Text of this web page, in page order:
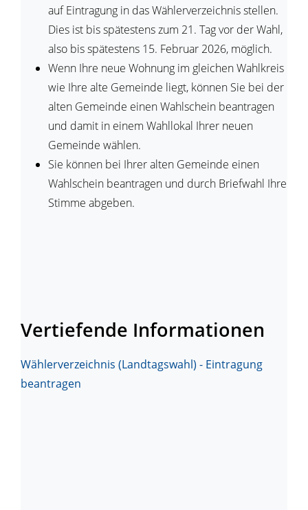
auf Eintragung in das Wählerverzeichnis stellen.
Dies ist bis spätestens zum 21. Tag vor der Wahl,
also bis spätestens 15. Februar 2026, möglich.
Wenn Ihre neue Wohnung im gleichen Wahlkreis
wie Ihre alte Gemeinde liegt, können Sie bei der
alten Gemeinde einen Wahlschein beantragen
und damit in einem Wahllokal Ihrer neuen
Gemeinde wählen.
Sie können bei Ihrer alten Gemeinde einen
Wahlschein beantragen und durch Briefwahl Ihre
Stimme abgeben.
Vertiefende Informationen
Wählerverzeichnis (Landtagswahl) - Eintragung
beantragen